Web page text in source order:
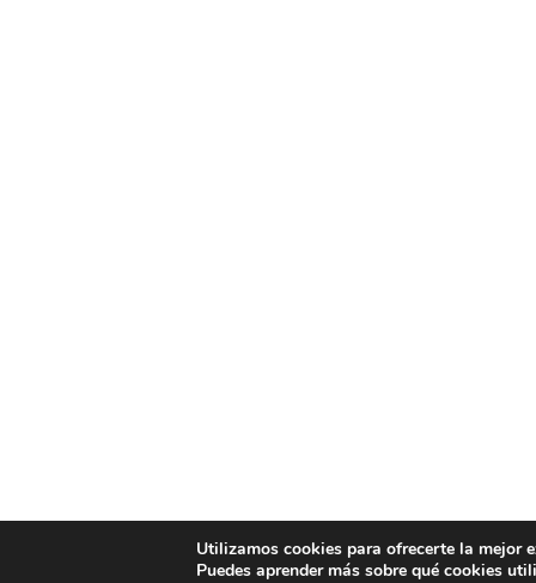
Utilizamos cookies para ofrecerte la mejor
Puedes aprender más sobre qué cookies